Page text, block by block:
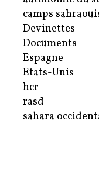
camps
Devinettes
Documents
Espagne
Etats-Unis
hcr
rasd
sahara